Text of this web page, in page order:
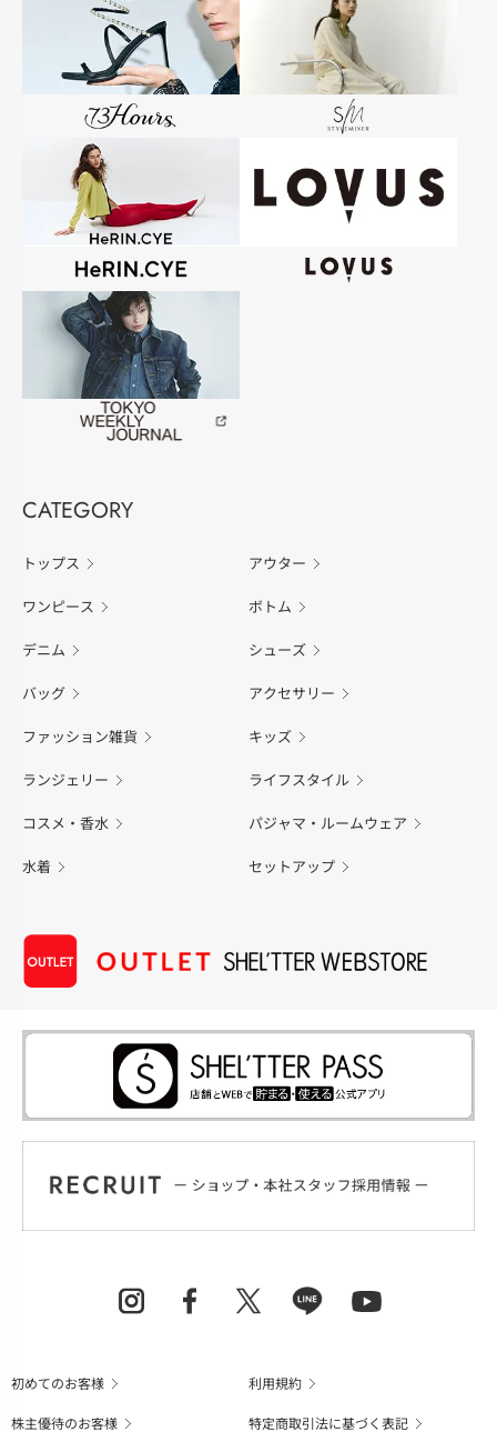
CATEGORY
トップス アウター
ワンピース ボトム
デニム シューズ
バッグ アクセサリー
ファッション雑貨 キッズ
ランジェリー ライフスタイル
コスメ・香水 パジャマ・ルームウェア
水着 セットアップ
初めてのお客様
利用規約
株主優待のお客様
特定商取引法に基づく表記